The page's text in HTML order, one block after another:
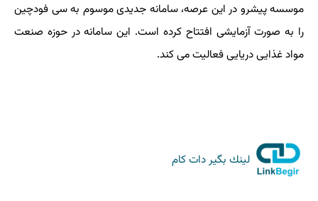
موسسه پیشرو در این عرصه، سامانه جدیدی موسوم به سی فودچین
را به صورت آزمایشی افتتاح کرده است. این سامانه در حوزه صنعت
مواد غذایی دریایی فعالیت می کند.
لینك بگیر دات كام